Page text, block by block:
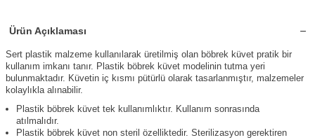
Ürün Açıklaması
Sert plastik malzeme kullanılarak üretilmiş olan böbrek küvet pratik bir
kullanım imkanı tanır. Plastik böbrek küvet modelinin tutma yeri
bulunmaktadır. Küvetin iç kısmı pütürlü olarak tasarlanmıştır, malzemeler
kolaylıkla alınabilir.
Plastik böbrek küvet tek kullanımlıktır. Kullanım sonrasında
atılmalıdır.
Plastik böbrek küvet non steril özelliktedir. Sterilizasyon gerektiren